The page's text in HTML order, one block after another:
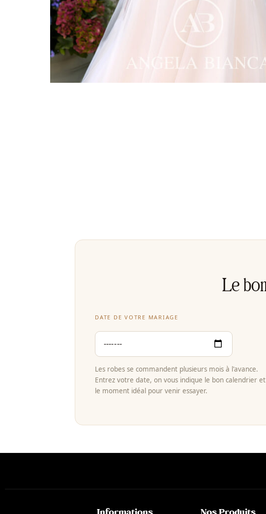
Le
DATE DE VOTRE MARIAGE
Les robes se commandent plusieurs mois à l'avance.
Entrez votre date, on vous indique le bon calendrier et
le moment idéal pour venir essayer.